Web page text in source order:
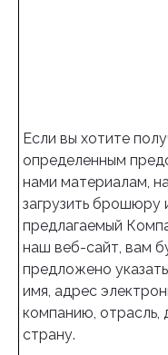
Если вы хотите
определенным
нами материалам,
загрузить брошюру
предлагаемый
наш веб-сайт, вам
предложено
имя, адрес
компанию, отрасль,
страну.